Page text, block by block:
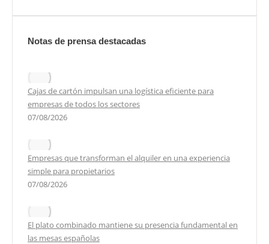
Notas de prensa destacadas
Cajas de cartón impulsan una logística eficiente para
empresas de todos los sectores
07/08/2026
Empresas que transforman el alquiler en una experiencia
simple para propietarios
07/08/2026
El plato combinado mantiene su presencia fundamental en
las mesas españolas